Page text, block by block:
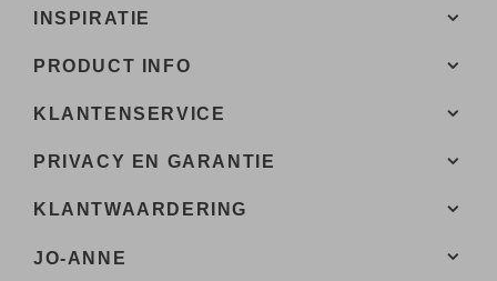
INSPIRATIE
PRODUCT INFO
KLANTENSERVICE
PRIVACY EN GARANTIE
KLANTWAARDERING
JO-ANNE